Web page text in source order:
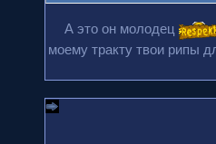
А это он молодец
моему тракту твои рипы